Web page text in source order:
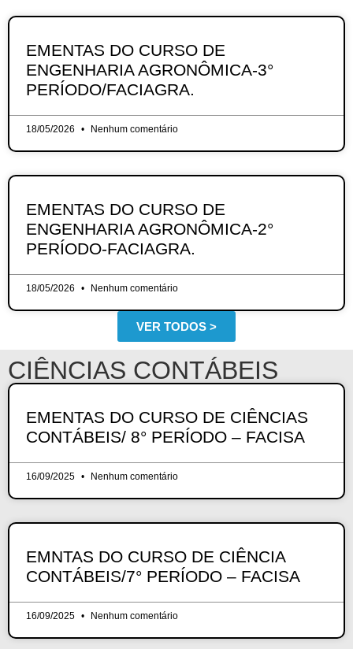
EMENTAS DO CURSO DE
ENGENHARIA AGRONÔMICA-3°
PERÍODO/FACIAGRA.
18/05/2026 Nenhum comentário
EMENTAS DO CURSO DE
ENGENHARIA AGRONÔMICA-2°
PERÍODO-FACIAGRA.
18/05/2026 Nenhum comentário
VER TODOS >
CIÊNCIAS CONTÁBEIS
EMENTAS DO CURSO DE CIÊNCIAS
CONTÁBEIS/ 8° PERÍODO – FACISA
16/09/2025 Nenhum comentário
EMNTAS DO CURSO DE CIÊNCIA
CONTÁBEIS/7° PERÍODO – FACISA
16/09/2025 Nenhum comentário